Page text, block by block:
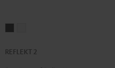
Schwarz
Weiß
REFLEKT 2